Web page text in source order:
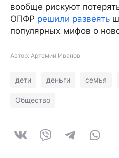
вообще рискуют
ОПФР решили развеять
популярных мифов о
Автор: Артемий Иванов
дети деньги семья
Общество